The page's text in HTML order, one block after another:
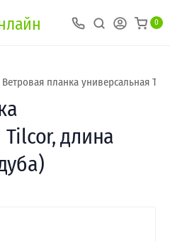
0
Ветровая планка универсальная
длина